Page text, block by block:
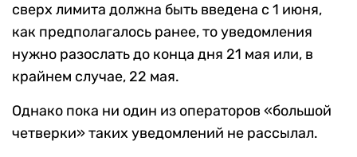
сверх лимита должна быть введена с 1 июня,
как предполагалось ранее, то уведомления
нужно разослать до конца дня 21 мая или, в
крайнем случае, 22 мая.
Однако пока ни один из операторов «большой
четверки» таких уведомлений не рассылал.